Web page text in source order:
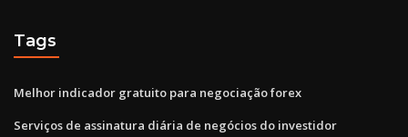
Tags
Melhor indicador gratuito para negociação forex
Serviços de assinatura diária de negócios do investidor